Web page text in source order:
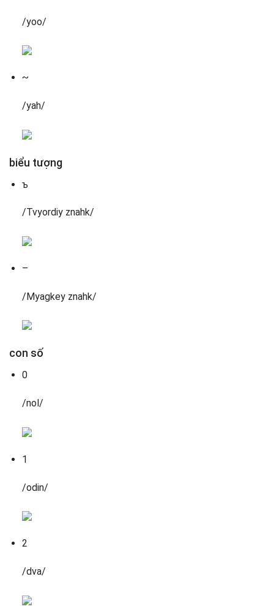
/yoo/
~
/yah/
biểu tượng
ъ
/Tvyordiy znahk/
–
/Myagkey znahk/
con số
0
/nol/
1
/odin/
2
/dva/